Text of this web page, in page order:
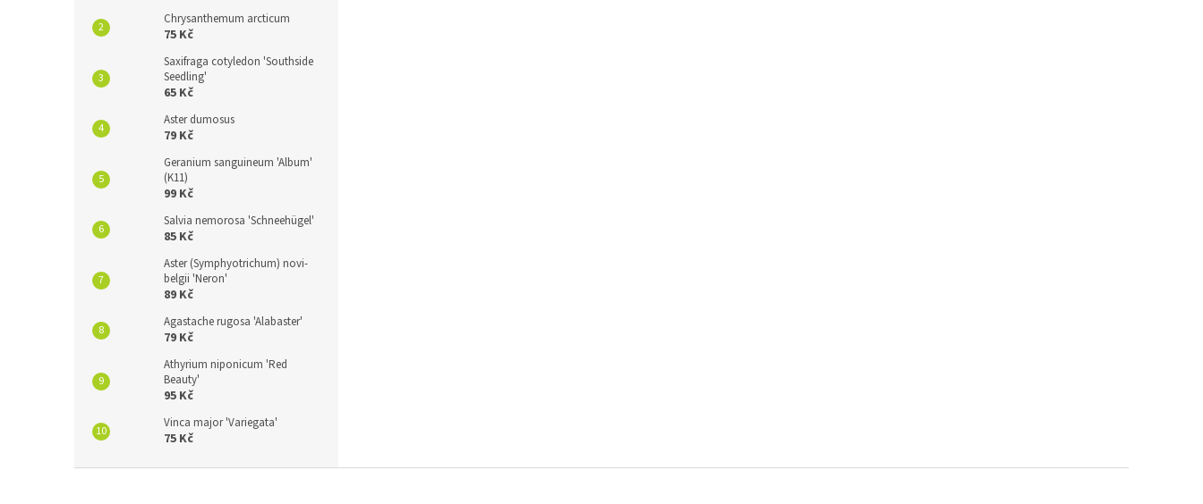
Chrysanthemum arcticum
75 Kč
Saxifraga cotyledon 'Southside
Seedling'
65 Kč
Aster dumosus
79 Kč
Geranium sanguineum 'Album'
(K11)
99 Kč
Salvia nemorosa 'Schneehügel'
85 Kč
Aster (Symphyotrichum) novi-
belgii 'Neron'
89 Kč
Agastache rugosa 'Alabaster'
79 Kč
Athyrium niponicum 'Red
Beauty'
95 Kč
Vinca major 'Variegata'
75 Kč